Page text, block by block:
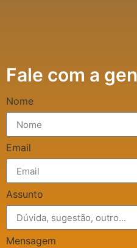
Fale com a
Nome
Email
Assunto
Mensagem